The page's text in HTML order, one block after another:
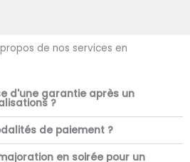
de nos services en
d'une garantie après un
?
de paiement ?
en soirée pour un